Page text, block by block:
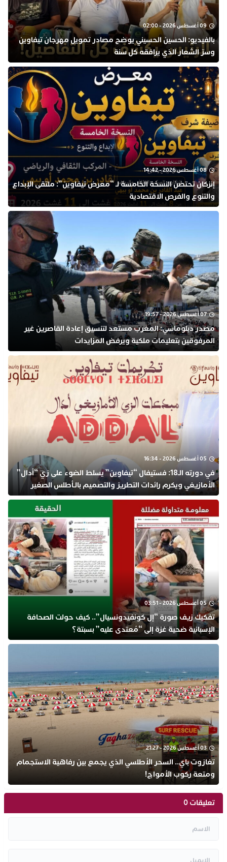
09 أغسطس 2026 - 02:00
بالفيديو: الحسين الحسيني يوضح مصادر تمويل مهرجان تيفاوين
وسرّ الشعار الذي يرافقه كل سنة
08 أغسطس 2026 - 14:42
إنزكان تحتضن النسخة الخامسة لـ “معرض تيفاوين”: ملتقى الإبداع
والتنوع والفرص الاقتصادية
07 أغسطس 2026 - 19:57
مصدر دبلوماسي: المغرب مستعد لتنسيق إعادة القاصرين غير
المرفوقين بتعليمات ملكية ويرفض المزايدات
05 أغسطس 2026 - 16:34
في دورته الـ18: فستيفال “تيفاوين” يسلط الضوء على زي “أدال”
الأمازيغي ويكرم رائدات التطريز والتصميم بالـأطلس الصغير
05 أغسطس 2026 - 03:51
تفكيك زيف صورة “إل كونفيدونسيال”.. كيف حولت الصحافة
الإسبانية ضحية غزة إلى “مُعتدى عليه” بسبتة؟
03 أغسطس 2026 - 21:27
تغازوت باي.. السحر الأطلسي الذي يجمع بين رفاهية الاستجمام
ومتعة ركوب الأمواج!
تعليقات 0